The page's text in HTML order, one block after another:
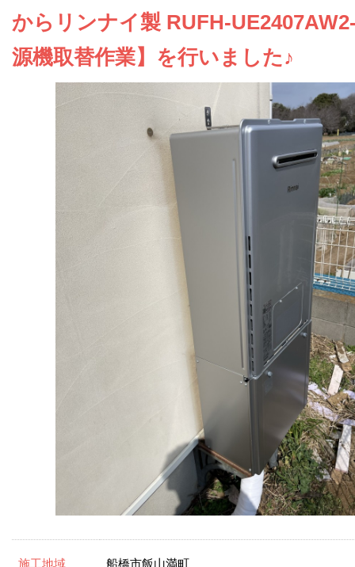
会社概要
からリンナイ製 RUFH-
源機取替作業】を行いました♪
施工地域 船橋市飯山満町